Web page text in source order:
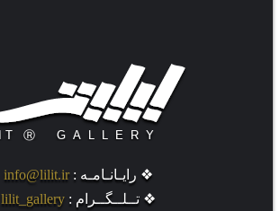
❖ رایـانـامـه : info@lilit.ir
❖ تــلــگــرام : lilit_gallery